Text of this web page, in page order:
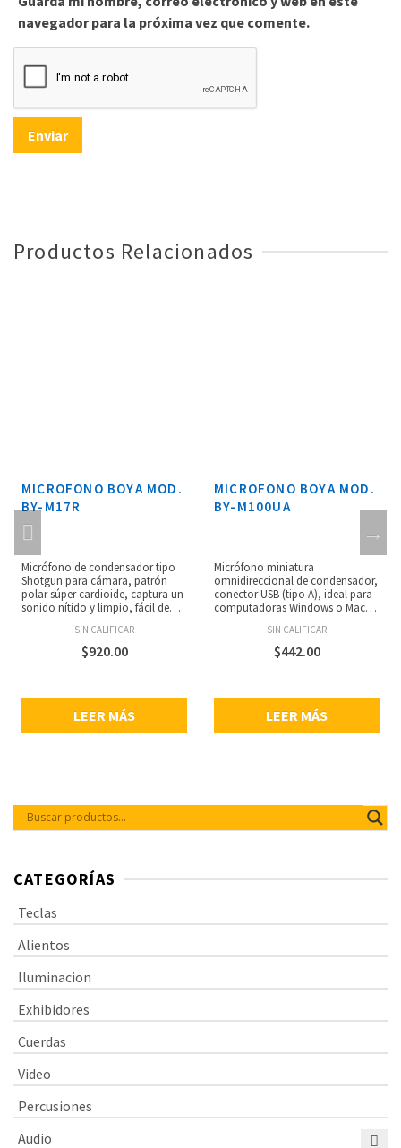
navegador para la próxima vez que comente.
Productos Relacionados
MICROFONO BOYA MOD.
BY-M17R
Micrófono de condensador tipo
Shotgun para cámara, patrón
polar súper cardioide, captura un
sonido nítido y limpio, fácil de
rosca de montaje estándar de
1/4”, cable de audio de 3.5 mm
chapado en oro, espuma
SIN CALIFICAR
$920.00
LEER MÁS
MICROFONO BOYA MOD.
BY-M100UA
Micrófono miniatura
omnidireccional de condensador,
conector USB (tipo A), ideal para
computadoras Windows o Mac,
18 kHz, operación plug and play,
cabezal giratorio de 180° grados,
conveniente para capturar audio,
1V/Pa, a 1 kHz), relación señal a
ruido: 65 dB, peso: 9 g, longitud
SIN CALIFICAR
$442.00
LEER MÁS
CATEGORÍAS
Teclas
Alientos
Iluminacion
Exhibidores
Cuerdas
Video
Percusiones
Audio